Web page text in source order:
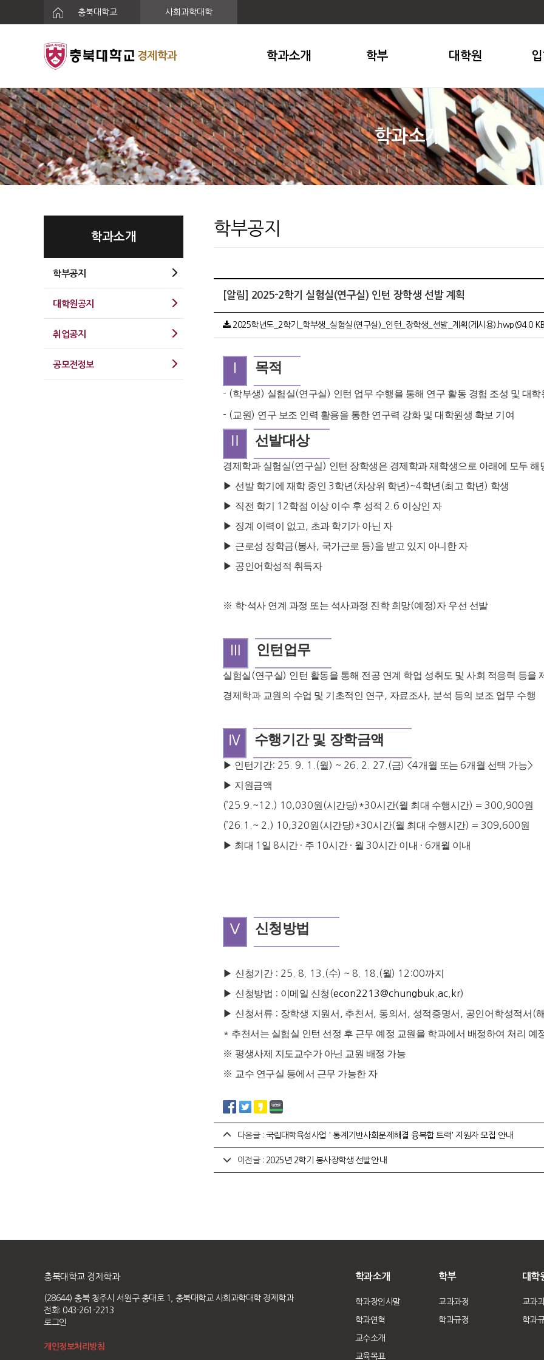
충북대학교 사회과학대학
경제학과 학과소개 학부 대학원
학과소개
학과소개
학부공지
대학원공지
취업공지
공모전정보
학부공지
[알림] 2025-2학기 실험실(연구실) 인턴 장학생 선발 계획
2025학년도_2학기_학부생_실험실(연구실)_인턴_장학생_선발_계획(게시용).hwp(94.0
Ⅰ 목적
- (학부생) 실험실(연구실) 인턴 업무 수행을 통해 연구 활동 경험 조성 및 대
- (교원) 연구 보조 인력 활용을 통한 연구력 강화 및 대학원생 확보 기여
Ⅱ 선발대상
경제학과 실험실(연구실) 인턴 장학생은 경제학과 재학생으로 아래에 모두 해
▶ 선발 학기에 재학 중인 3학년 (차상위 학년 )~4학년 (최고 학년 ) 학생
▶ 직전 학기 12학점 이상 이수 후 성적 2.6 이상인 자
▶ 징계 이력이 없고
초과 학기가 아닌 자
▶ 근로성 장학금(봉사, 국가근로 등)을 받고 있지 아니한 자
▶ 공인어학성적 취득자
※ 학·석사 연계 과정 또는 석사과정 진학 희망(예정)자 우선 선발
Ⅲ 인턴업무
실험실(연구실) 인턴 활동을 통해 전공 연계 학업 성취도 및 사회 적응력 등을
경제학과 교원 의 수업 및 기초적인 연구 자료조사 분석 등의 보조 업무 수행
Ⅳ 수행기간 및 장학금액
▶ 인턴기간: 25. 9. 1.(월) ~ 26. 2. 27.(금) <4개월 또는6개월 선택 가능>
▶ 지원금액
(’25.9.~12.) 10,030원 (시간당)*30시간(월 최대 수행시간) = 300,900원
(’26.1.~ 2.) 10,320원 (시간당)*30시간(월 최대 수행시간) = 309,600원
▶ 최대 1 일 8시간 · 주 10시간 · 월 30시간 이내 · 6개월 이내
Ⅴ 신청방법
▶ 신청기간 : 25. 8. 13.(수) ~ 8. 18.(월) 12:00까지
▶ 신청방법 : 이메일 신청(econ2213@chungbuk.ac.kr)
▶ 신청서류 : 장학생 지원서 추천서 동의서 성적증명서 공인어학성적서 (
* 추천서는 실험실 인턴 선정 후 근무 예정 교원을 학과에서 배정하여 처리 예
※ 평생사제 지도교수가 아닌 교원 배정 가능
※ 교수 연구실 등에서 근무 가능한 자
다음글 : 국립대학육성사업 ' 통계기반사회문제해결 융복합 트랙' 지원자 모집 안내
이전글 : 2025년 2학기 봉사장학생 선발안내
충북대학교 경제학과
(28644) 충북 청주시 서원구 충대로 1, 충북대학교 사회과학대학 경제학과
전화: 043-261-2213
로그인
개인정보처리방침
학과소개
학과장인사말
학과연혁
교수소개
교육목표
학부
교과과정
학과규정
대학
교과
학과